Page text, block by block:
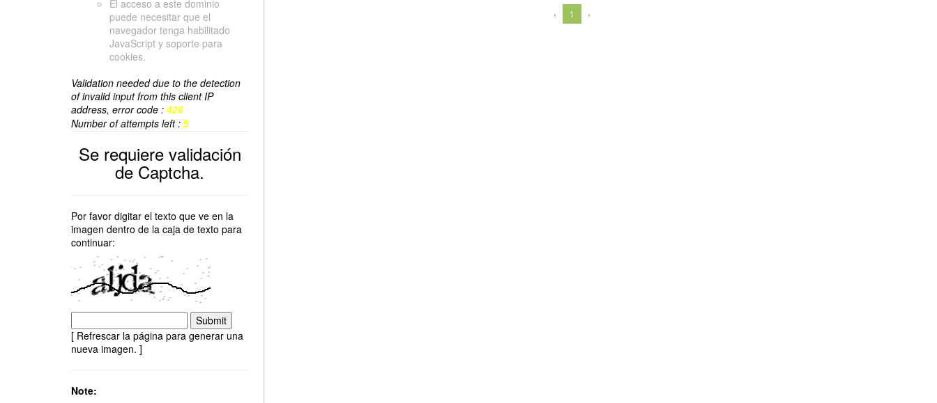
El acceso a este dominio
puede necesitar que el
navegador tenga habilitado
JavaScript y soporte para
cookies.
Validation needed due to the detection
of invalid input from this client IP
address, error code : 426
Number of attempts left : 5
Se requiere validación
de Captcha.
Por favor digitar el texto que ve en la
imagen dentro de la caja de texto para
continuar:
[ Refrescar la página para generar una
nueva imagen. ]
Note:
‹ 1 ›